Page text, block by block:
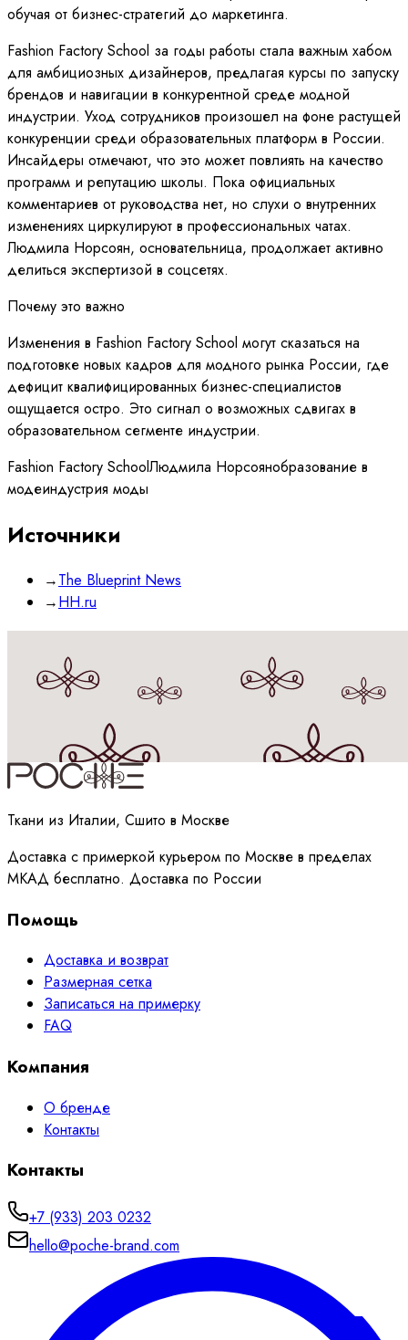
обучая от бизнес-стратегий до маркетинга.
Fashion Factory School за годы работы стала важным хабом
для амбициозных дизайнеров, предлагая курсы по запуску
брендов и навигации в конкурентной среде модной
индустрии. Уход сотрудников произошел на фоне растущей
конкуренции среди образовательных платформ в России.
Инсайдеры отмечают, что это может повлиять на качество
программ и репутацию школы. Пока официальных
комментариев от руководства нет, но слухи о внутренних
изменениях циркулируют в профессиональных чатах.
Людмила Норсоян, основательница, продолжает активно
делиться экспертизой в соцсетях.
Почему это важно
Изменения в Fashion Factory School могут сказаться на
подготовке новых кадров для модного рынка России, где
дефицит квалифицированных бизнес-специалистов
ощущается остро. Это сигнал о возможных сдвигах в
образовательном сегменте индустрии.
Fashion Factory SchoolЛюдмила Норсоянобразование в
модеиндустрия моды
Источники
→The Blueprint News
→HH.ru
Принимаюполитикуобработки данных
Ткани из Италии, Сшито в Москве
Доставка с примеркой курьером по Москве в пределах
МКАД бесплатно. Доставка по России
Помощь
Доставка и возврат
Размерная сетка
Записаться на примерку
FAQ
Компания
О бренде
Контакты
Контакты
+7 (933) 203 0232
hello@poche-brand.com